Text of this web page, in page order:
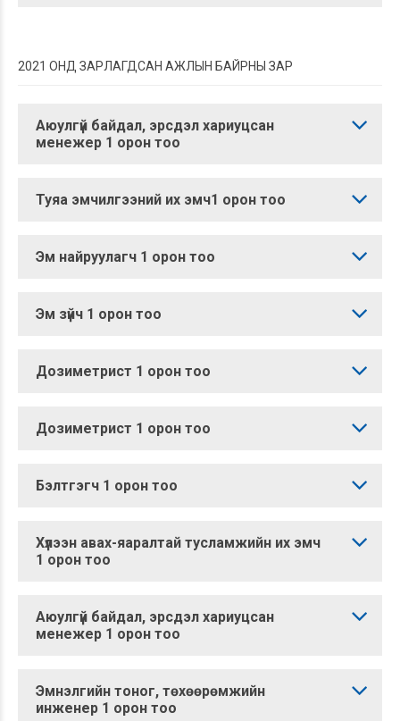
2021 ОНД ЗАРЛАГДСАН АЖЛЫН БАЙРНЫ ЗАР
Аюулгүй байдал, эрсдэл хариуцсан
менежер 1 орон тоо
Туяа эмчилгээний их эмч1 орон тоо
Эм найруулагч 1 орон тоо
Эм зүйч 1 орон тоо
Дозиметрист 1 орон тоо
Дозиметрист 1 орон тоо
Бэлтгэгч 1 орон тоо
Хүлээн авах-яаралтай тусламжийн их эмч
1 орон тоо
Аюулгүй байдал, эрсдэл хариуцсан
менежер 1 орон тоо
Эмнэлгийн тоног, төхөөрөмжийн
инженер 1 орон тоо